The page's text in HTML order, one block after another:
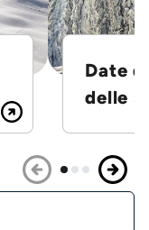
Date
delle